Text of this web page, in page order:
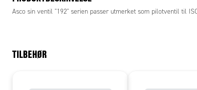
Asco sin ventil "192" serien passer utmerket som pilotventil til
TILBEHØR